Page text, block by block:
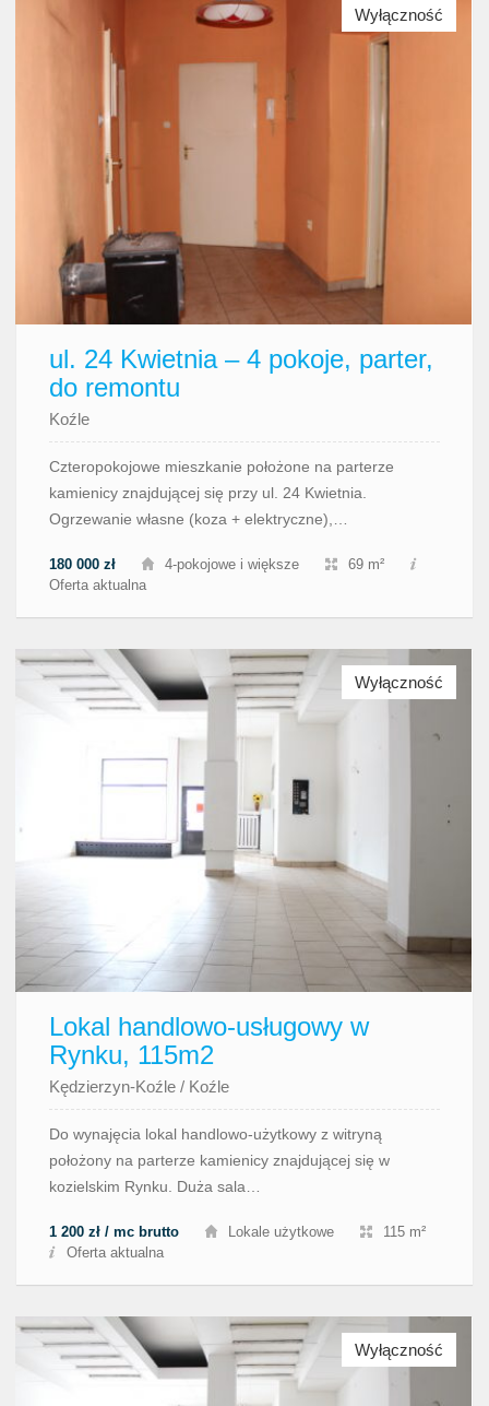
Wyłączność
ul. 24 Kwietnia – 4 pokoje, parter,
do remontu
Koźle
Czteropokojowe mieszkanie położone na parterze
kamienicy znajdującej się przy ul. 24 Kwietnia.
Ogrzewanie własne (koza + elektryczne),…
180 000 zł 4-pokojowe i większe
69 m²
Oferta aktualna
Wyłączność
Lokal handlowo-usługowy w
Rynku, 115m2
Kędzierzyn-Koźle / Koźle
Do wynajęcia lokal handlowo-użytkowy z witryną
położony na parterze kamienicy znajdującej się w
kozielskim Rynku. Duża sala…
1 200 zł / mc brutto Lokale użytkowe
115 m²
Oferta aktualna
Wyłączność